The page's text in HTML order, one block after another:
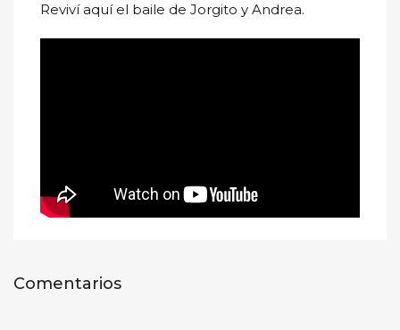
Reviví aquí el baile de Jorgito y Andrea.
Comentarios